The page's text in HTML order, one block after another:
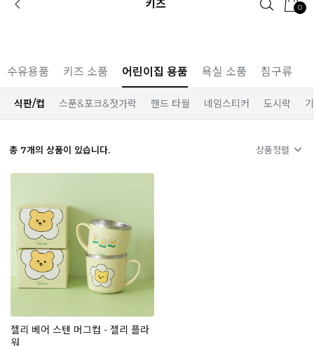
카카오 플친 추가하면1천원 즉시 할인 쿠폰
키즈 0
수유용품 키즈 소품 어린이집 용품 욕실 소품 침구류
식판/컵 스푼&포크&젓가락 핸드 타월 네임스티커 도시락
총 7개의 상품이 있습니다. 상품정렬
젤리 베어 스텐 머그컵 - 젤리 플라
워